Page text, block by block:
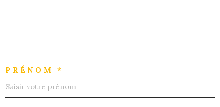
PRÉNOM *